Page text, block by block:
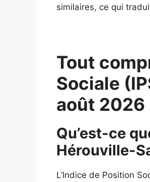
similaires, ce qui
Tout
Sociale
août 2026
Qu’est-ce
Hérouville-
L’Indice de Position